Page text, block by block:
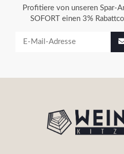
Profitiere von unseren Spar-
SOFORT einen 3%